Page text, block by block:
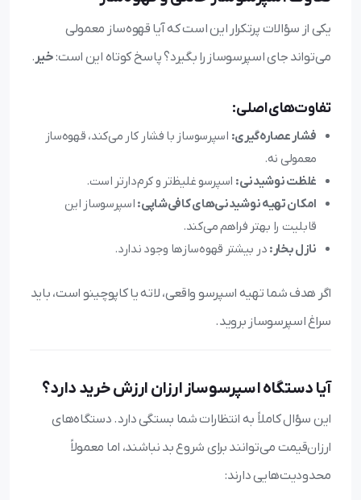
یکی از سؤالات پرتکرار این است که آیا قهوه‌ساز معمولی
می‌تواند جای اسپرسوساز را بگیرد؟ پاسخ کوتاه این است:خیر .
تفاوت‌های اصلی:
فشار عصاره‌گیری: اسپرسوساز با فشار کار می‌کند، قهوه‌ساز
معمولی نه.
غلظت نوشیدنی: اسپرسو غلیظ‌تر و کرم‌دارتر است.
امکان تهیه نوشیدنی‌های کافی‌شاپی: اسپرسوساز این
قابلیت را بهتر فراهم می‌کند.
نازل بخار: در بیشتر قهوه‌سازها وجود ندارد.
اگر هدف شما تهیه اسپرسو واقعی، لاته یا کاپوچینو است، باید
سراغ اسپرسوساز بروید.
آیا دستگاه اسپرسوساز ارزان ارزش خرید دارد؟
این سؤال کاملاً به انتظارات شما بستگی دارد. دستگاه‌های
ارزان‌قیمت می‌توانند برای شروع بد نباشند، اما معمولاً
محدودیت‌هایی دارند: